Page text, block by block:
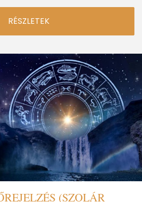
RÉSZLETEK
(SZOLÁR